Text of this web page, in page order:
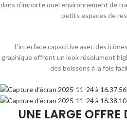
dans n’importe quel environnement de
petits espaces de
L’interface capacitive avec des
graphique offrent un look résolument
des boissons à la fois
UNE LARGE OFFRE